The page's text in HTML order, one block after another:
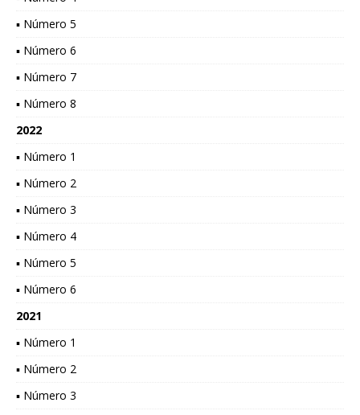
▪ Número 5
▪ Número 6
▪ Número 7
▪ Número 8
2022
▪ Número 1
▪ Número 2
▪ Número 3
▪ Número 4
▪ Número 5
▪ Número 6
2021
▪ Número 1
▪ Número 2
▪ Número 3